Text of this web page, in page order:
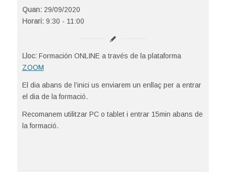
Quan:29/09/2020
Horari:9:30 - 11:00
Lloc:Formación ONLINE a través de la plataforma
ZOOM
El dia abans de l’inici us enviarem un enllaç per a entrar
el dia de la formació.
Recomanem utilitzar PC o tablet i entrar 15min abans de
la formació.